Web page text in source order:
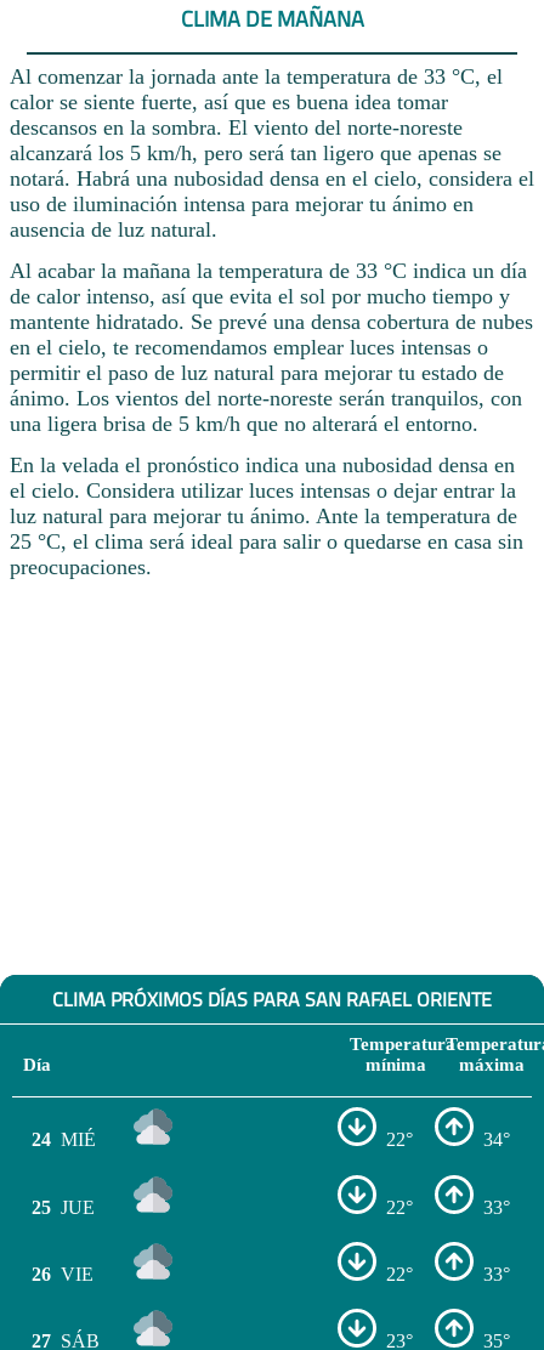
CLIMA DE MAÑANA
Al comenzar la jornada ante la temperatura de 33 °C, el
calor se siente fuerte, así que es buena idea tomar
descansos en la sombra. El viento del norte-noreste
alcanzará los 5 km/h, pero será tan ligero que apenas se
notará. Habrá una nubosidad densa en el cielo, considera el
uso de iluminación intensa para mejorar tu ánimo en
ausencia de luz natural.
Al acabar la mañana la temperatura de 33 °C indica un día
de calor intenso, así que evita el sol por mucho tiempo y
mantente hidratado. Se prevé una densa cobertura de nubes
en el cielo, te recomendamos emplear luces intensas o
permitir el paso de luz natural para mejorar tu estado de
ánimo. Los vientos del norte-noreste serán tranquilos, con
una ligera brisa de 5 km/h que no alterará el entorno.
En la velada el pronóstico indica una nubosidad densa en
el cielo. Considera utilizar luces intensas o dejar entrar la
luz natural para mejorar tu ánimo. Ante la temperatura de
25 °C, el clima será ideal para salir o quedarse en casa sin
preocupaciones.
CLIMA PRÓXIMOS DÍAS PARA SAN RAFAEL ORIENTE
Día
Temperatura
mínima
máxima
24 MIÉ 22° 34°
25 JUE 22° 33°
26 VIE 22° 33°
27 SÁB 23° 35°